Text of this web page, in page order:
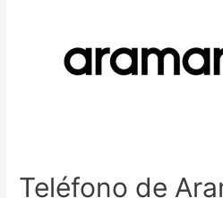
Teléfono de